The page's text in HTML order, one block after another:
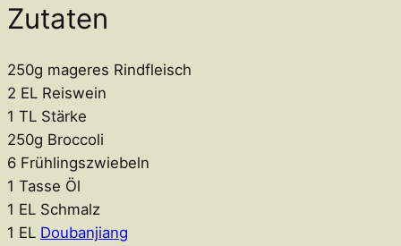
Zutaten
250g mageres Rindfleisch
2 EL Reiswein
1 TL Stärke
250g Broccoli
6 Frühlingszwiebeln
1 Tasse Öl
1 EL Schmalz
1 EL Doubanjiang